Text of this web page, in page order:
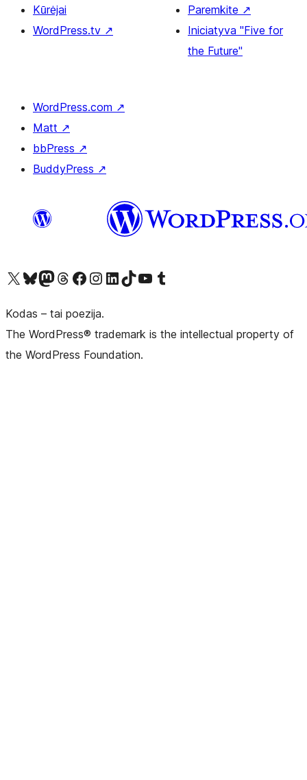
Kūrėjai
WordPress.tv ↗
Paremkite ↗
Iniciatyva "Five for
the Future"
WordPress.com ↗
Matt ↗
bbPress ↗
BuddyPress ↗
Visit our X (formerly Twitter) account
Apsilankykite mūsų Bluesky paskyroje
Visit our Mastodon account
Apsilankykite mūsų Threads paskyroje
Visit our Facebook pageVisit our Instagram account
Visit our LinkedIn account
Apsilankykite mūsų TikTok paskyroje
Visit our YouTube channel
Apsilankykite mūsų Tumblr paskyroje
Kodas – tai poezija.
The WordPress® trademark is the intellectual property of
the WordPress Foundation.